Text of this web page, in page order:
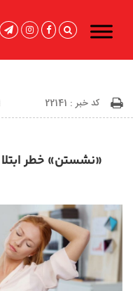
کد خبر : 22141
«نشستن» خطر